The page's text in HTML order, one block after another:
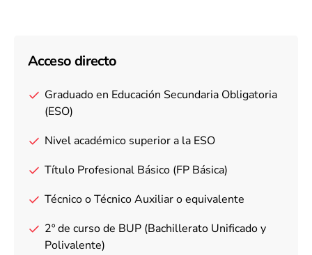
Acceso directo
Graduado en Educación Secundaria Obligatoria
(ESO)
Nivel académico superior a la ESO
Título Profesional Básico (FP Básica)
Técnico o Técnico Auxiliar o equivalente
2º de curso de BUP (Bachillerato Unificado y
Polivalente)